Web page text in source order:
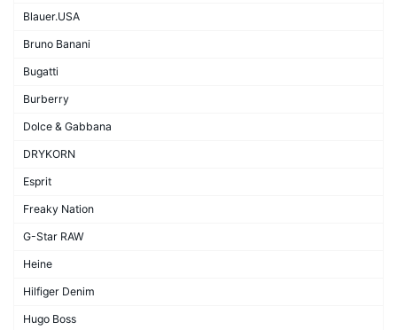
Blauer.USA
Bruno Banani
Bugatti
Burberry
Dolce & Gabbana
DRYKORN
Esprit
Freaky Nation
G-Star RAW
Heine
Hilfiger Denim
Hugo Boss